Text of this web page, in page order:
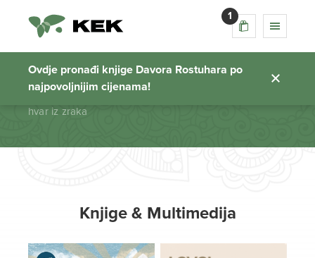
1
Ovdje pronađi knjige Davora Rostuhara po
najpovoljnijim cijenama!
hvar iz zraka
Početna stranica
hvar iz zraka
Knjige & Multimedija